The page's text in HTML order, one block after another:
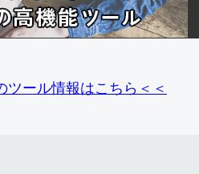
ツール情報はこちら＜＜